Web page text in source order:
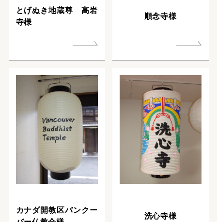
とげぬき地蔵尊 高岩
寺様
順念寺様
カナダ開教区バンクー
洗心寺様